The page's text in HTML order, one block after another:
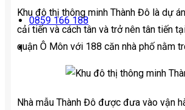
0859 166 188
Khu đô thị thông minh Thành Đô là dự
cải tiến và cách tân và trở nên tân tiến
quận Ô Môn với 188 căn nhà phố nằm
Nhà mẫu Thành Đô được đưa vào vận